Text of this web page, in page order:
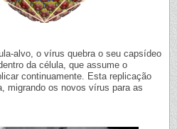
alvo, o vírus quebra o seu capsídeo
da célula, que assume o
continuamente. Esta replicação
migrando os novos vírus para as